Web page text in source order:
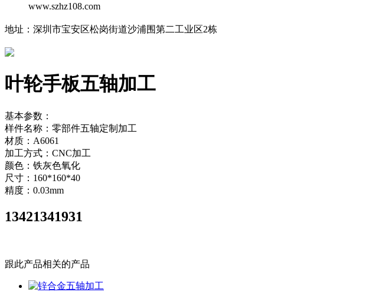
www.szhz108.com
地址： 深圳市宝安区松岗街道沙浦围第二工业区2栋
叶轮手板五轴加工
基本参数：
样件名称：零部件五轴定制加工
材质：A6061
加工方式：CNC加工
颜色：铁灰色氧化
尺寸：160*160*40
精度：0.03mm
13421341931
跟此产品相关的产品